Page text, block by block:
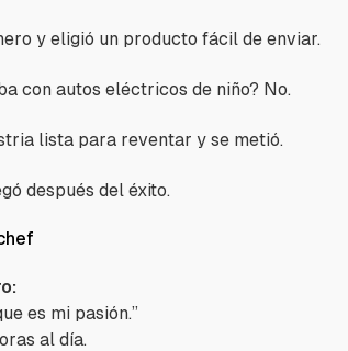
y eligió un producto fácil de enviar.
con autos eléctricos de niño? No.
lista para reventar y se metió.
después del éxito.
es mi pasión.”
al día.